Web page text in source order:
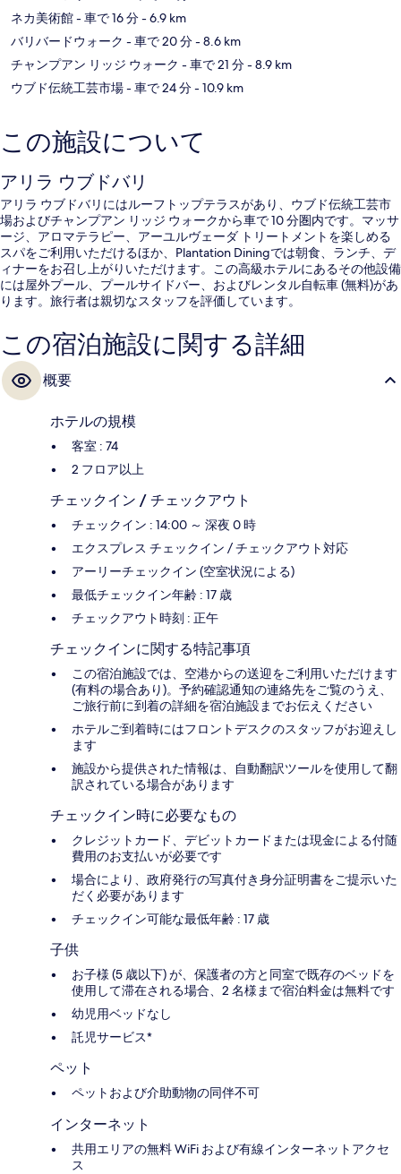
ネカ美術館- 車で 16 分- 6.9 km
バリバードウォーク - 車で 20 分- 8.6 km
チャンプアン リッジ ウォーク - 車で 21 分- 8.9 km
ウブド伝統工芸市場- 車で 24 分- 10.9 km
この施設について
アリラ ウブドバリ
アリラ ウブドバリにはルーフトップテラスがあり、ウブド伝統工芸市
場およびチャンプアン リッジ ウォークから車で 10 分圏内です。マッサ
ージ、アロマテラピー、アーユルヴェーダ トリートメントを楽しめる
スパをご利用いただけるほか、Plantation Diningでは朝食、ランチ、デ
ィナーをお召し上がりいただけます。この高級ホテルにあるその他設備
には屋外プール、プールサイドバー、およびレンタル自転車 (無料)があ
ります。旅行者は親切なスタッフを評価しています。
この宿泊施設に関する詳細
概要
ホテルの規模
客室 : 74
2 フロア以上
チェックイン / チェックアウト
チェックイン : 14:00 ～ 深夜 0 時
エクスプレス チェックイン / チェックアウト対応
アーリーチェックイン (空室状況による)
最低チェックイン年齢 : 17 歳
チェックアウト時刻 : 正午
チェックインに関する特記事項
この宿泊施設では、空港からの送迎をご利用いただけます
(有料の場合あり)。予約確認通知の連絡先をご覧のうえ、
ご旅行前に到着の詳細を宿泊施設までお伝えください
ホテルご到着時にはフロントデスクのスタッフがお迎えし
ます
施設から提供された情報は、自動翻訳ツールを使用して翻
訳されている場合があります
チェックイン時に必要なもの
クレジットカード、デビットカードまたは現金による付随
費用のお支払いが必要です
場合により、政府発行の写真付き身分証明書をご提示いた
だく必要があります
チェックイン可能な最低年齢 : 17 歳
子供
お子様 (5 歳以下) が、保護者の方と同室で既存のベッドを
使用して滞在される場合、2 名様まで宿泊料金は無料です
幼児用ベッドなし
託児サービス*
ペット
ペットおよび介助動物の同伴不可
インターネット
共用エリアの無料 WiFi および有線インターネットアクセ
ス